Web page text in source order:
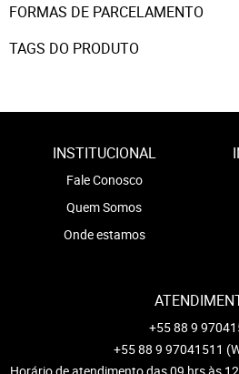
FORMAS DE PARCELAMENTO
TAGS DO PRODUTO
INSTITUCIONAL
Fale Conosco
Quem Somos
Onde estamos
+55 88 9
+55 88 9 97041511